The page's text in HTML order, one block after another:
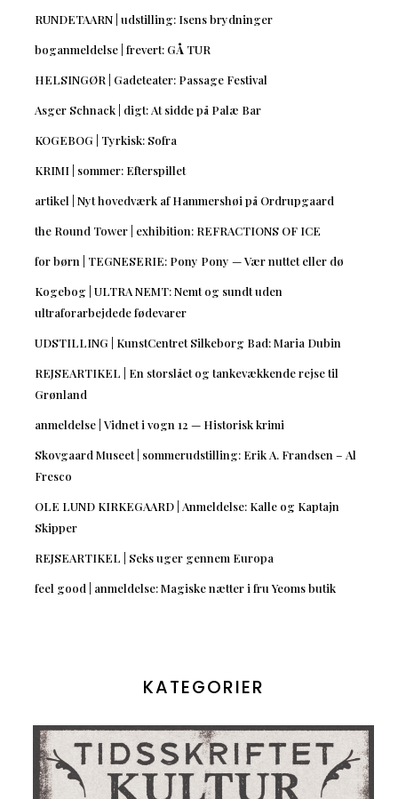
RUNDETAARN | udstilling: Isens brydninger
boganmeldelse | frevert: GÅ TUR
HELSINGØR | Gadeteater: Passage Festival
Asger Schnack | digt: At sidde på Palæ Bar
KOGEBOG | Tyrkisk: Sofra
KRIMI | sommer: Efterspillet
artikel | Nyt hovedværk af Hammershøi på Ordrupgaard
the Round Tower | exhibition: REFRACTIONS OF ICE
for børn | TEGNESERIE: Pony Pony — Vær nuttet eller dø
Kogebog | ULTRA NEMT: Nemt og sundt uden
ultraforarbejdede fødevarer
UDSTILLING | KunstCentret Silkeborg Bad: Maria Dubin
REJSEARTIKEL | En storslået og tankevækkende rejse til
Grønland
anmeldelse | Vidnet i vogn 12 — Historisk krimi
Skovgaard Museet | sommerudstilling: Erik A. Frandsen – Al
Fresco
OLE LUND KIRKEGAARD | Anmeldelse: Kalle og Kaptajn
Skipper
REJSEARTIKEL | Seks uger gennem Europa
feel good | anmeldelse: Magiske nætter i fru Yeoms butik
KATEGORIER